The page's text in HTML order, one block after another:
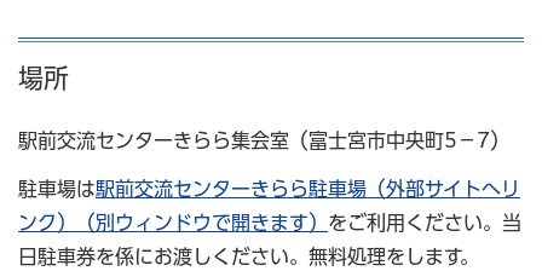
場所
駅前交流センターきらら集会室（富士宮市中央町5−7）
駐車場は駅前交流センターきらら駐車場（外部サイトへリ
ンク）（別ウィンドウで開きます） をご利用ください。当
日駐車券を係にお渡しください。無料処理をします。